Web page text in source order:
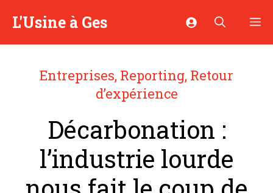
L'Usine à Ges
Entreprises, Reporting, Retour
d’expérience
Décarbonation :
l’industrie lourde